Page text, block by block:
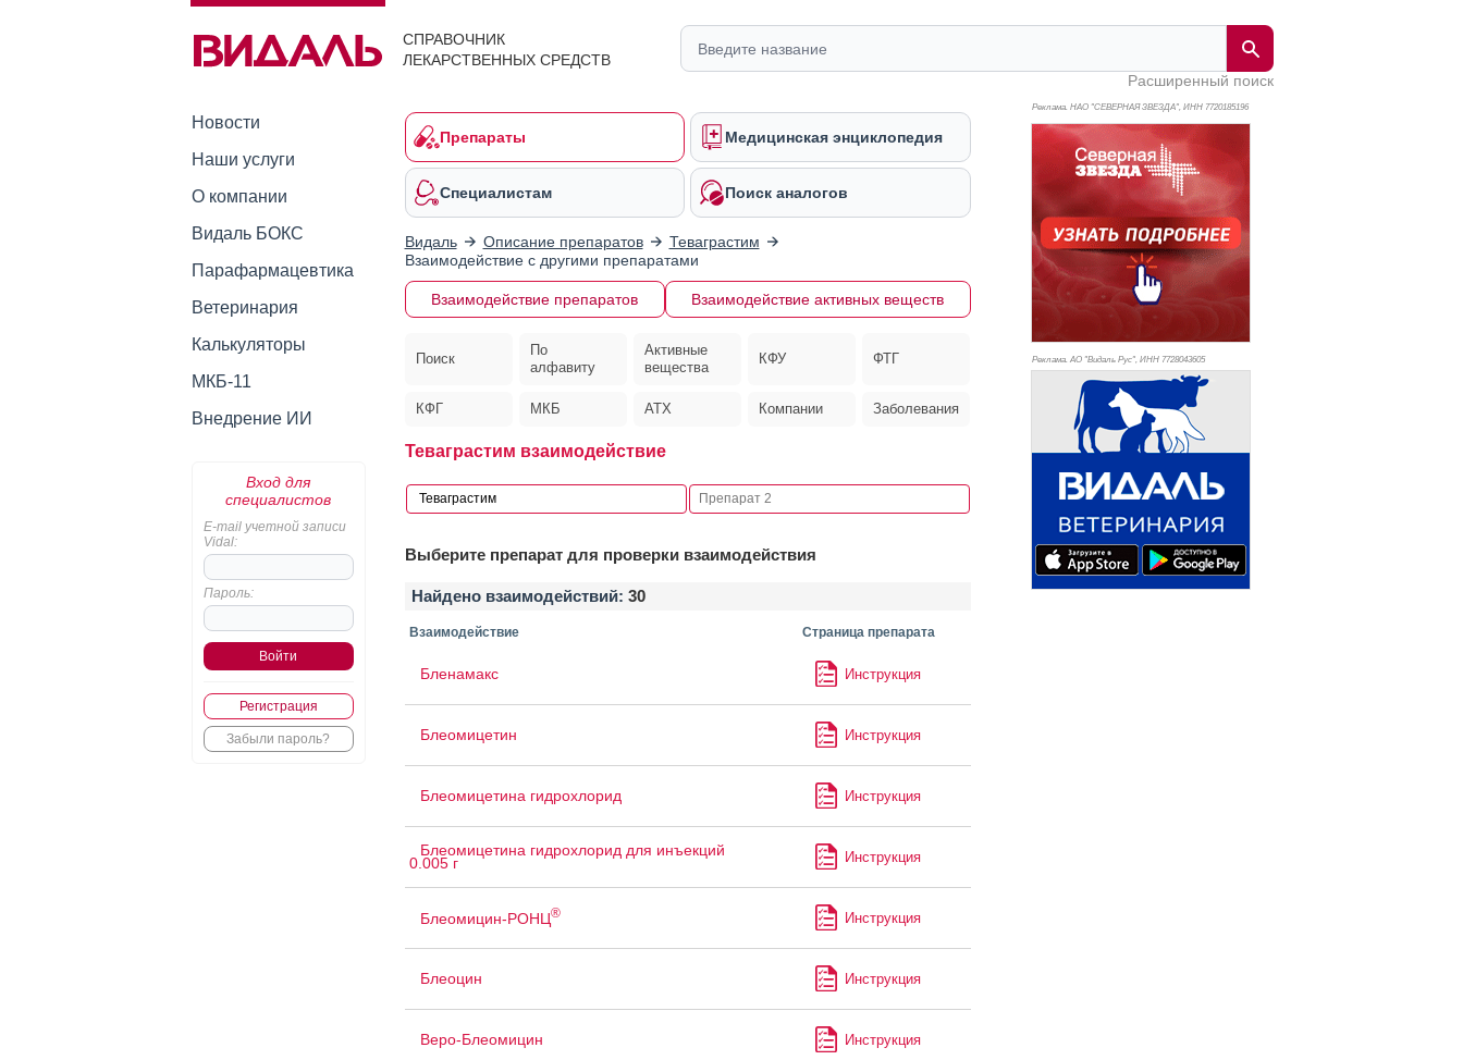
СПРАВОЧНИК
ЛЕКАРСТВЕННЫХ СРЕДСТВ
Расширенный поиск
Новости
Наши услуги
О компании
Видаль БОКС
Парафармацевтика
Ветеринария
Калькуляторы
МКБ-11
Внедрение ИИ
Вход для
специалистов
E-mail учетной записи
Vidal:
Пароль:
Регистрация
Забыли пароль?
Препараты Медицинская энциклопедия
Специалистам Поиск аналогов
Видаль Описание препаратов
Теваграстим
Взаимодействие с другими препаратами
Взаимодействие препаратов Взаимодействие активных веществ
Поиск
По
алфавиту
Активные
вещества
КФУ ФТГ
КФГ МКБ АТХ Компании Заболевания
Теваграстим взаимодействие
Выберите препарат для проверки взаимодействия
Найдено взаимодействий: 30
Взаимодействие Страница препарата
Бленамакс Инструкция
Блеомицетин Инструкция
Блеомицетина гидрохлорид Инструкция
Блеомицетина гидрохлорид для инъекций
0.005 г Инструкция
Блеомицин-РОНЦ® Инструкция
Блеоцин Инструкция
Веро-Блеомицин Инструкция
Реклама. НАО "СЕВЕРНАЯ ЗВЕЗДА", ИНН 7720185196
Реклама. АО "Видаль Рус", ИНН 7728043605